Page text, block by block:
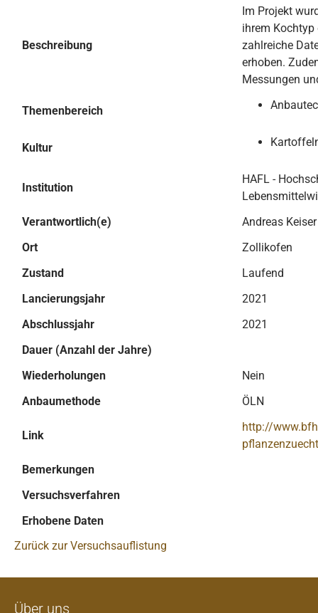
Beschreibung
Im Projekt
ihrem
zahlreiche
erhoben.
Messungen
Themenbereich
Kultur
Institution
HAFL -
Verantwortlich(e)
Andreas
Ort
Zollikofen
Zustand
Laufend
Lancierungsjahr
2021
Abschlussjahr
2021
Dauer (Anzahl der Jahre)
Wiederholungen
Nein
Anbaumethode
ÖLN
Link
http://
Bemerkungen
Versuchsverfahren
Erhobene Daten
Zurück zur Versuchsauflistung
Über uns